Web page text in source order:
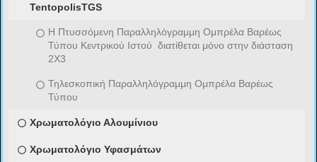
TentopolisTGS
Η Πτυσσόμενη Παραλληλόγραμμη Ομπρέλα Βαρέως
Τύπου Κεντρικού Ιστού διατίθεται μόνο στην διάσταση
2Χ3
Τηλεσκοπική Παραλληλόγραμμη Ομπρέλα Βαρέως
Τύπου
Χρωματολόγιο Αλουμίνιου
Χρωματολόγιο Υφασμάτων